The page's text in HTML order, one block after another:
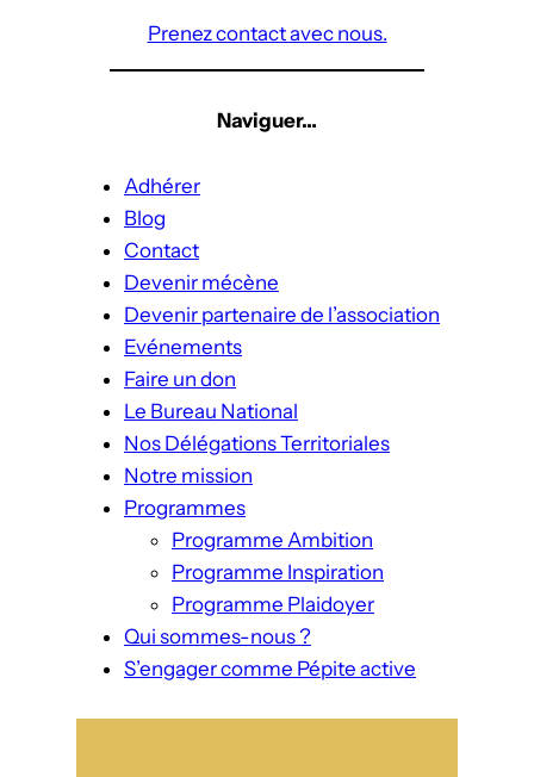
Prenez contact avec nous.
Naviguer…
Adhérer
Blog
Contact
Devenir mécène
Devenir partenaire de l’association
Evénements
Faire un don
Le Bureau National
Nos Délégations Territoriales
Notre mission
Programmes
Programme Ambition
Programme Inspiration
Programme Plaidoyer
Qui sommes-nous ?
S’engager comme Pépite active